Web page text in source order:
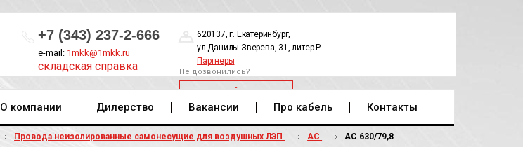
+7 (343) 237-2-666
e-mail: 1mkk@1mkk.ru
складская справка
620137, г. Екатеринбург,
ул.Данилы Зверева, 31, литер Р
Партнеры
Не дозвонились?
ОБРАТНЫЙ ЗВОНОК
О компании Дилерство Вакансии Про кабель Контакты
Провода неизолированные самонесущие для воздушных ЛЭП АС АС 630/79,8